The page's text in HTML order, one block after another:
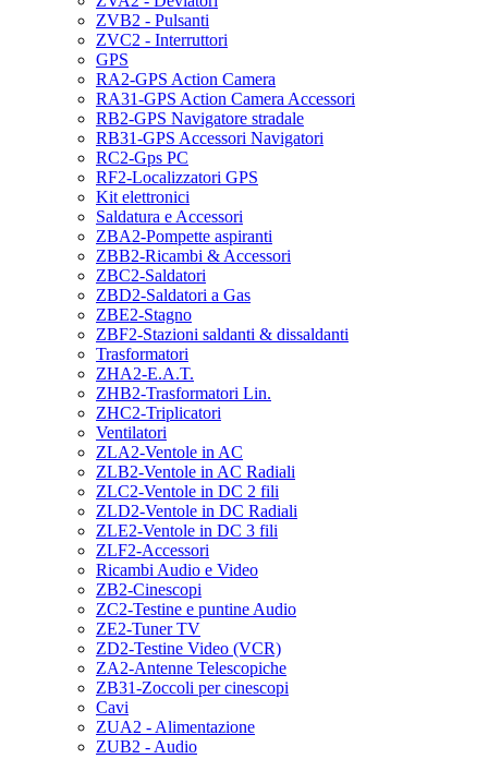
ZVB2 - Pulsanti
ZVC2 - Interruttori
GPS
RA2-GPS Action Camera
RA31-GPS Action Camera Accessori
RB2-GPS Navigatore stradale
RB31-GPS Accessori Navigatori
RC2-Gps PC
RF2-Localizzatori GPS
Kit elettronici
Saldatura e Accessori
ZBA2-Pompette aspiranti
ZBB2-Ricambi & Accessori
ZBC2-Saldatori
ZBD2-Saldatori a Gas
ZBE2-Stagno
ZBF2-Stazioni saldanti & dissaldanti
Trasformatori
ZHA2-E.A.T.
ZHB2-Trasformatori Lin.
ZHC2-Triplicatori
Ventilatori
ZLA2-Ventole in AC
ZLB2-Ventole in AC Radiali
ZLC2-Ventole in DC 2 fili
ZLD2-Ventole in DC Radiali
ZLE2-Ventole in DC 3 fili
ZLF2-Accessori
Ricambi Audio e Video
ZB2-Cinescopi
ZC2-Testine e puntine Audio
ZE2-Tuner TV
ZD2-Testine Video (VCR)
ZA2-Antenne Telescopiche
ZB31-Zoccoli per cinescopi
Cavi
ZUA2 - Alimentazione
ZUB2 - Audio